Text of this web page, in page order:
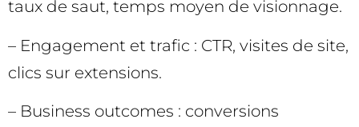
taux de saut, temps moyen de visionnage.
– Engagement et trafic : CTR, visites de site,
clics sur extensions.
– Business outcomes : conversions